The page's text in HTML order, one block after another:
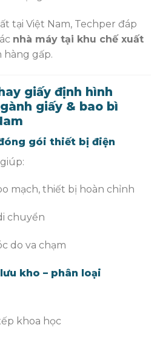
tại Việt Nam, Techper đáp
nhà máy tại khu chế xuất
hàng gấp.
giấy định hình
giấy & bao bì
gói thiết bị điện
mạch, thiết bị hoàn chỉnh
chuyển
do va chạm
kho – phân loại
khoa học